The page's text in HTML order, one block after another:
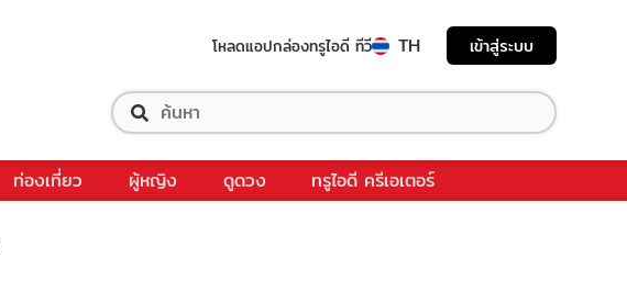
โหลดแอปกล่องทรูไอดี ทีวี TH เข้าสู่ระบบ
ท่องเที่ยว ผู้หญิง ดูดวง ทรูไอดี ครีเอเตอร์